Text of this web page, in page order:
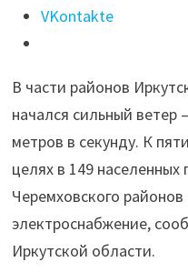
Черемховском
отключили
электроснабжение
из-
за
сильного
ветра
13
VKontakte
В части районов
начался сильный ветер
метров в секунду. К
целях в 149 населенных
Черемховского
электроснабжение,
Иркутской области.